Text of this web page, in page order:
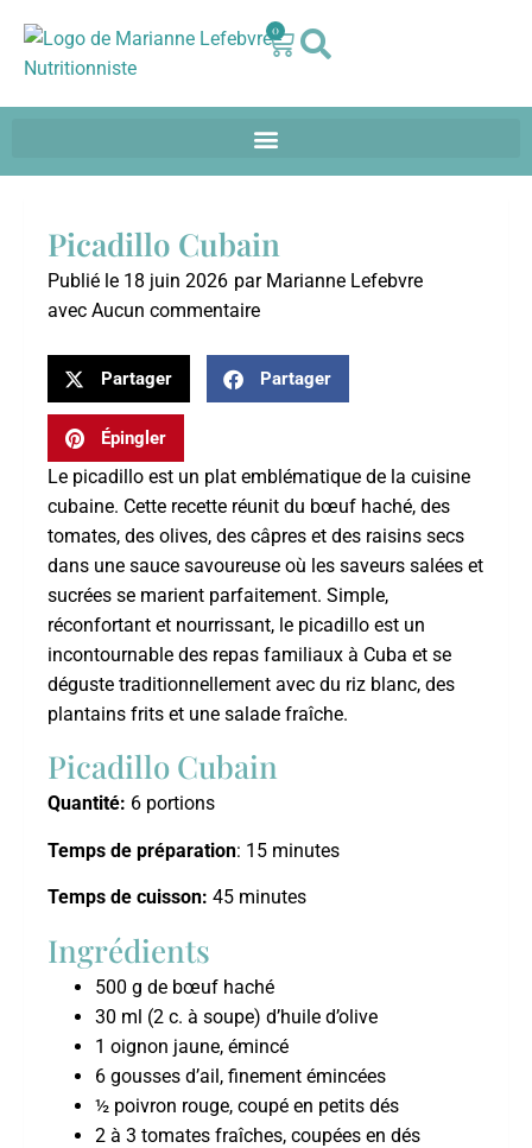
0
Picadillo Cubain
Publié le 18 juin 2026 par Marianne Lefebvre
avec Aucun commentaire
Partager Partager
Épingler
Le picadillo est un plat emblématique de la cuisine
cubaine. Cette recette réunit du bœuf haché, des
tomates, des olives, des câpres et des raisins secs
dans une sauce savoureuse où les saveurs salées et
sucrées se marient parfaitement. Simple,
réconfortant et nourrissant, le picadillo est un
incontournable des repas familiaux à Cuba et se
déguste traditionnellement avec du riz blanc, des
plantains frits et une salade fraîche.
Picadillo Cubain
Quantité: 6 portions
Temps de préparation: 15 minutes
Temps de cuisson: 45 minutes
Ingrédients
500 g de bœuf haché
30 ml (2 c. à soupe) d’huile d’olive
1 oignon jaune, émincé
6 gousses d’ail, finement émincées
½ poivron rouge, coupé en petits dés
2 à 3 tomates fraîches, coupées en dés